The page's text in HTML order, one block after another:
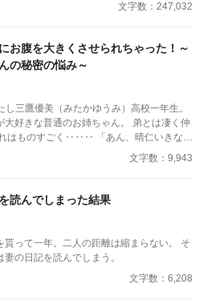
文字数：247,032
お腹を大きくさせられちゃった！～
の秘密の悩み～
大好きな普通のお姉ちゃん。 弟とは凄く仲
く‥‥‥ 「あん、晴仁いきなり
関係のあたしたち。 で
はアレが来そうなのになかなか来ないの
お腹が出て来てる!?」 お姉ちゃんの秘密の悩みです。
文字数：9,943
読んでしまった結果
貰って一年。二人の距離は縮まらない。 そ
の日記を読んでしまう。
文字数：6,208